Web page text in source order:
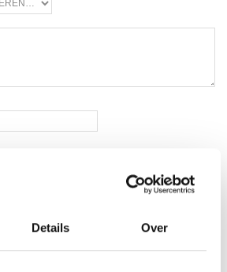
Details Over